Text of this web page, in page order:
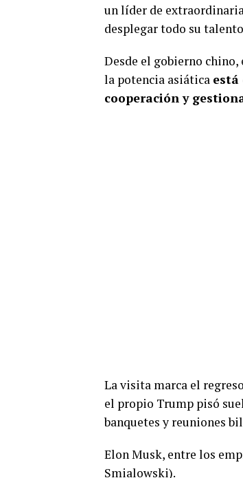
un líder de
desplegar todo su
Desde el gobierno
la potencia asiática está
cooperación y
La visita marca el
el propio Trump pisó
banquetes y reuniones
Elon Musk, entre los
Smialowski).